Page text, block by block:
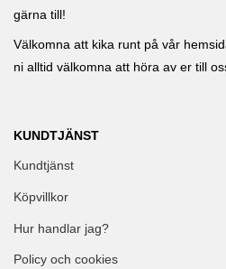
gärna till!
Välkomna att kika runt på vår
ni alltid välkomna att höra av er till
KUNDTJÄNST
Kundtjänst
Köpvillkor
Hur handlar jag?
Policy och cookies